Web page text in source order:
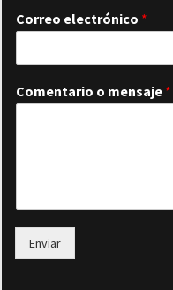
Correo electrónico *
Comentario o mensaje *
Enviar